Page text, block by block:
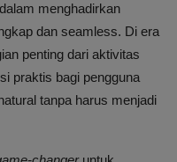
menghadirkan
dan seamless. Di era
penting dari aktivitas
praktis bagi pengguna
tanpa harus menjadi